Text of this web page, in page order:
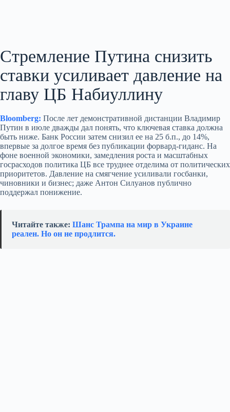
Стремление Путина снизить
ставки усиливает давление на
главу ЦБ Набиуллину
Bloomberg: После лет демонстративной дистанции Владимир
Путин в июле дважды дал понять, что ключевая ставка должна
быть ниже. Банк России затем снизил ее на 25 б.п., до 14%,
впервые за долгое время без публикации форвард-гиданс. На
фоне военной экономики, замедления роста и масштабных
госрасходов политика ЦБ все труднее отделима от политических
приоритетов. Давление на смягчение усиливали госбанки,
чиновники и бизнес; даже Антон Силуанов публично
поддержал понижение.
Читайте также: Шанс Трампа на мир в Украине
реален. Но он не продлится.